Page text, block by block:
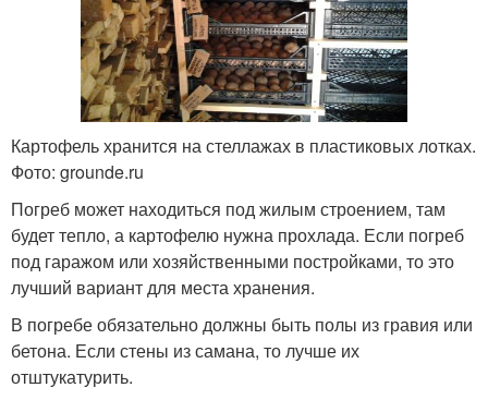
Картофель хранится на стеллажах в пластиковых лотках.
Фото: grounde.ru
Погреб может находиться под жилым строением, там
будет тепло, а картофелю нужна прохлада. Если погреб
под гаражом или хозяйственными постройками, то это
лучший вариант для места хранения.
В погребе обязательно должны быть полы из гравия или
бетона. Если стены из самана, то лучше их
отштукатурить.